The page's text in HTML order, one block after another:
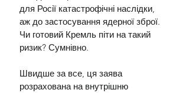
для Росії катастрофічні наслідки,
аж до застосування ядерної зброї.
Чи готовий Кремль піти на такий
ризик? Сумнівно.
Швидше за все, ця заява
розрахована на внутрішню